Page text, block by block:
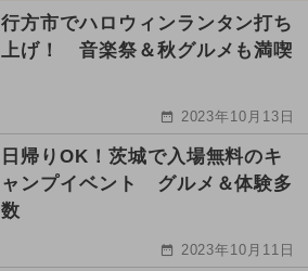
行方市でハロウィンランタン打ち
上げ！ 音楽祭＆秋グルメも満喫
2023年10月13日
日帰りOK！茨城で入場無料のキ
ャンプイベント グルメ＆体験多
数
2023年10月11日